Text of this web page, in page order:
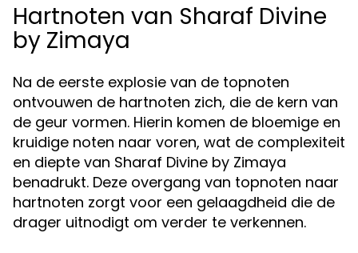
Hartnoten van Sharaf Divine
by Zimaya
Na de eerste explosie van de topnoten
ontvouwen de hartnoten zich, die de kern van
de geur vormen. Hierin komen de bloemige en
kruidige noten naar voren, wat de complexiteit
en diepte van Sharaf Divine by Zimaya
benadrukt. Deze overgang van topnoten naar
hartnoten zorgt voor een gelaagdheid die de
drager uitnodigt om verder te verkennen.